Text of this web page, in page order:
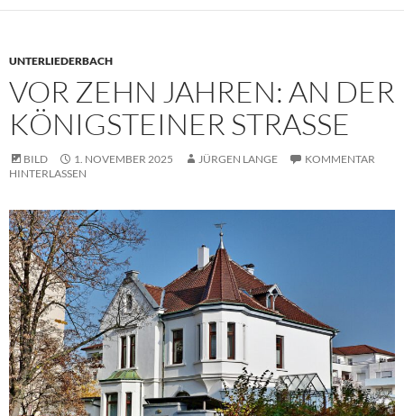
UNTERLIEDERBACH
VOR ZEHN JAHREN: AN DER
KÖNIGSTEINER STRASSE
BILD 1. NOVEMBER 2025 JÜRGEN LANGE
KOMMENTAR
HINTERLASSEN